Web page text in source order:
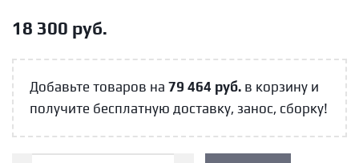
18 300 руб.
Добавьте товаров на 79 464 руб. в корзину и
получите бесплатную доставку, занос, сборку!